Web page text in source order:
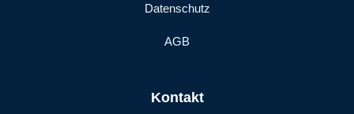
Datenschutz
AGB
Kontakt